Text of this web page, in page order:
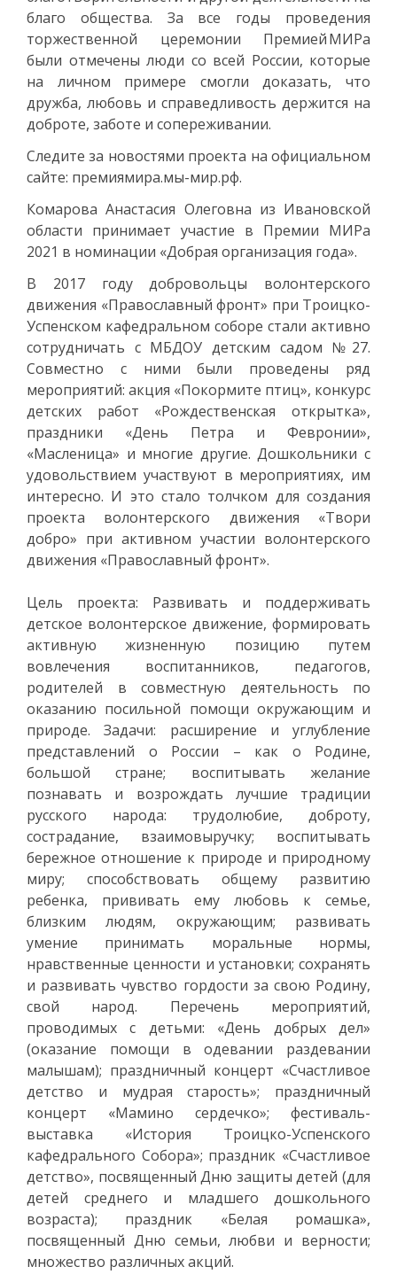
благо общества. За все годы проведения
торжественной церемонии Премией МИРа
были отмечены люди со всей России, которые
на личном примере смогли доказать, что
дружба, любовь и справедливость держится на
доброте, заботе и сопереживании.
Следите за новостями проекта на официальном
сайте: премиямира.мы-мир.рф.
Комарова Анастасия Олеговна из Ивановской
области принимает участие в Премии МИРа
2021 в номинации «Добрая организация года».
В 2017 году добровольцы волонтерского
движения «Православный фронт» при Троицко-
Успенском кафедральном соборе стали активно
сотрудничать с МБДОУ детским садом №27.
Совместно с ними были проведены ряд
мероприятий: акция «Покормите птиц», конкурс
детских работ «Рождественская открытка»,
праздники «День Петра и Февронии»,
«Масленица» и многие другие. Дошкольники с
удовольствием участвуют в мероприятиях, им
интересно. И это стало толчком для создания
проекта волонтерского движения «Твори
добро» при активном участии волонтерского
движения «Православный фронт».
Цель проекта: Развивать и поддерживать
детское волонтерское движение, формировать
активную жизненную позицию путем
вовлечения воспитанников, педагогов,
родителей в совместную деятельность по
оказанию посильной помощи окружающим и
природе. Задачи: расширение и углубление
представлений о России – как о Родине,
большой стране; воспитывать желание
познавать и возрождать лучшие традиции
русского народа: трудолюбие, доброту,
сострадание, взаимовыручку; воспитывать
бережное отношение к природе и природному
миру; способствовать общему развитию
ребенка, прививать ему любовь к семье,
близким людям, окружающим; развивать
умение принимать моральные нормы,
нравственные ценности и установки; сохранять
и развивать чувство гордости за свою Родину,
свой народ. Перечень мероприятий,
проводимых с детьми: «День добрых дел»
(оказание помощи в одевании раздевании
малышам); праздничный концерт «Счастливое
детство и мудрая старость»; праздничный
концерт «Мамино сердечко»; фестиваль-
выставка «История Троицко-Успенского
кафедрального Собора»; праздник «Счастливое
детство», посвященный Дню защиты детей (для
детей среднего и младшего дошкольного
возраста); праздник «Белая ромашка»,
посвященный Дню семьи, любви и верности;
множество различных акций.